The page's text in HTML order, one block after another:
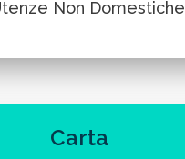
Non Domestiche
Carta